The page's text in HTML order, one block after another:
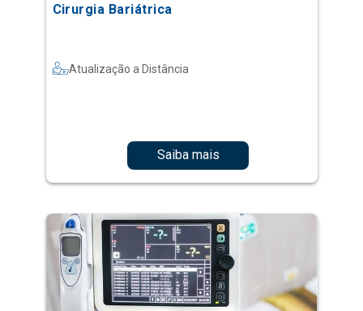
Cirurgia Bariátrica
Atualização a Distância
Saiba mais